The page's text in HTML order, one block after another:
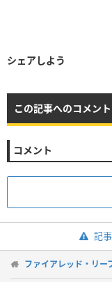
シェアしよう
この記事へのコメント
コメント
記
ファイアレッド・リー